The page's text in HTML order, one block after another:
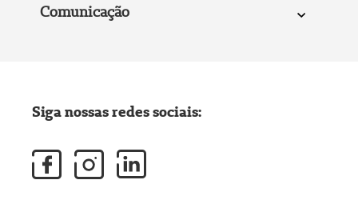
Comunicação
Siga nossas redes sociais: